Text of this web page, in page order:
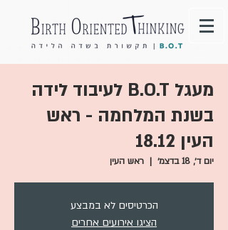
מעגל B.O.T לעיבוד לידה
בשנת המלחמה - ראש
העין 18.12
יום ד׳, 18 בדצמ׳
  |
ראש העין
הכרטיסים לא במבצע
הציגו אירועים אחרים